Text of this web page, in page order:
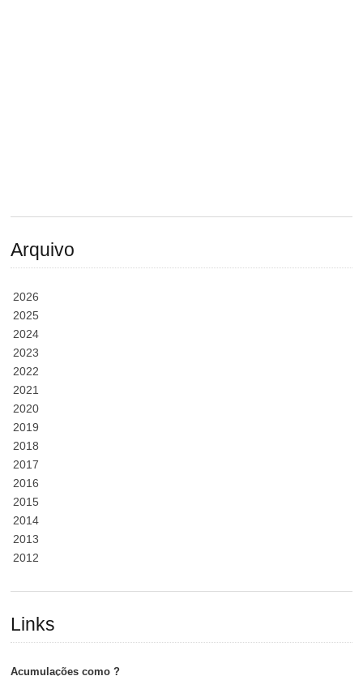
Arquivo
2026
2025
2024
2023
2022
2021
2020
2019
2018
2017
2016
2015
2014
2013
2012
Links
Acumulações como ?